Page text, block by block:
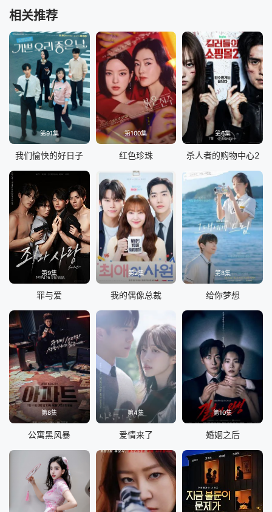
相关推荐
第91集
我们愉快的好日子
第100集
红色珍珠
第6集
杀人者的购物中心2
第9集
罪与爱
第2集
我的偶像总裁
第8集
给你梦想
第8集
公寓黑风暴
第4集
爱情来了
第10集
婚姻之后